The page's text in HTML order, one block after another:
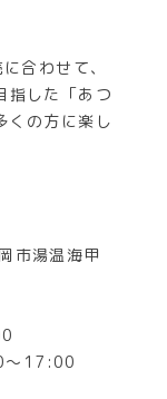
合わせて、
指した「あつ
くの方に楽し
市湯温海甲
17:00